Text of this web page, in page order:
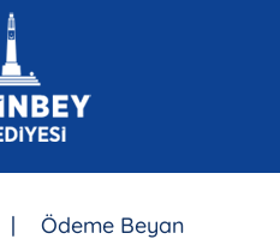
| Ödeme Beyan